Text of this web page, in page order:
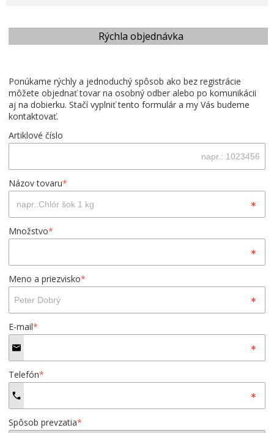
Rýchla objednávka
Ponúkame rýchly a jednoduchý spôsob ako bez registrácie
môžete objednať tovar na osobný odber alebo po komunikácii
aj na dobierku. Stačí vyplniť tento formulár a my Vás budeme
kontaktovať.
Artiklové číslo
Názov tovaru*
Množstvo*
Meno a priezvisko*
E-mail*
Telefón*
Spôsob prevzatia*